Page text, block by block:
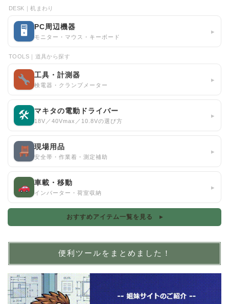
DESK｜机まわり
🖥 PC周辺機器
モニター・マウス・キーボード
▸
TOOLS｜道具から探す
工具・計測器
検電器・クランプメーター
▸
🛠 マキタの電動ドライバー
18V／40Vmax／10.8Vの選び方
▸
現場用品
安全帯・作業着・測定補助
▸
車載・移動
インバーター・荷室収納
▸
おすすめアイテム一覧を見る ▸
便利ツールをまとめました！